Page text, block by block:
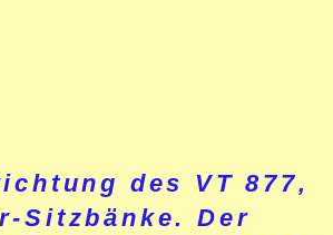
des VT 877,
Sitzbänke. Der